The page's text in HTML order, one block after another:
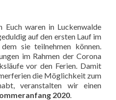
Euch waren in Luckenwalde
auf den ersten Lauf im
sie teilnehmen können.
im Rahmen der Corona
vor den Ferien. Damit
die Möglichkeit zum
veranstalten wir einen
2020.